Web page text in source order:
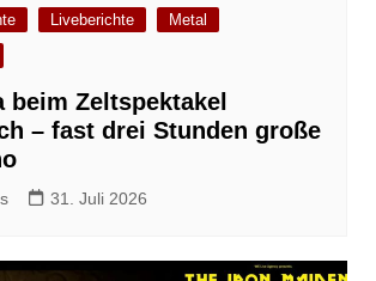
Liveberichte
Metal
beim Zeltspektakel
– fast drei Stunden große
31. Juli 2026